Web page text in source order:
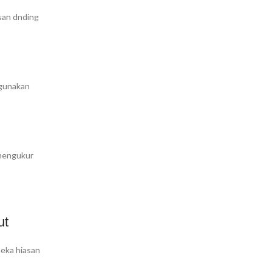
dnding
hiasan